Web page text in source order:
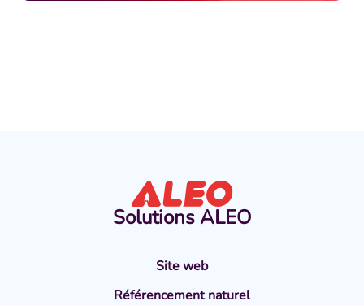
Solutions ALEO
Site web
Référencement naturel